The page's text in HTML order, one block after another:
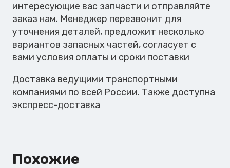
интересующие вас запчасти и отправляйте
заказ нам. Менеджер перезвонит для
уточнения деталей, предложит несколько
вариантов запасных частей, согласует с
вами условия оплаты и сроки поставки
Доставка ведущими транспортными
компаниями по всей России. Также доступна
экспресс-доставка
Похожие